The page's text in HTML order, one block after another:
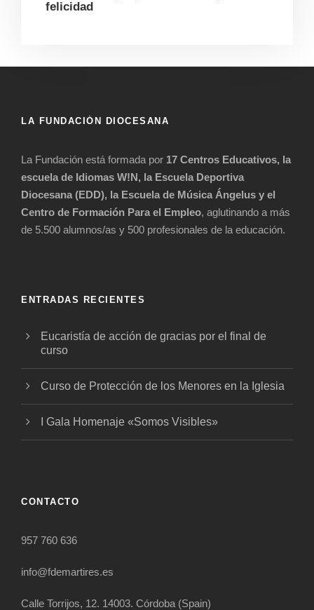
felicidad
LA FUNDACIÓN DIOCESANA
La Fundación está formada por 17 Centros Educativos, la
escuela de Idiomas W!N, la Escuela Deportiva
Diocesana (EDD), la Escuela de Música Ángelus y el
Centro de Formación Para el Empleo, aglutinando a más
de 5.500 alumnos/as y 500 profesionales de la educación.
ENTRADAS RECIENTES
Eucaristía de acción de gracias por el final de
curso
Curso de Protección de los Menores en la Iglesia
I Gala Homenaje «Somos Visibles»
CONTACTO
957 760 636
info@fdemartires.es
Calle Torrijos, 12. 14003. Córdoba (Spain)